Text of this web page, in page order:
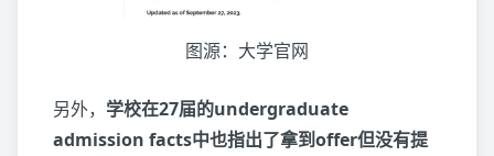
图源：大学官网
另外， 学校在27届的undergraduate
admission facts中也指出了拿到offer但没有提